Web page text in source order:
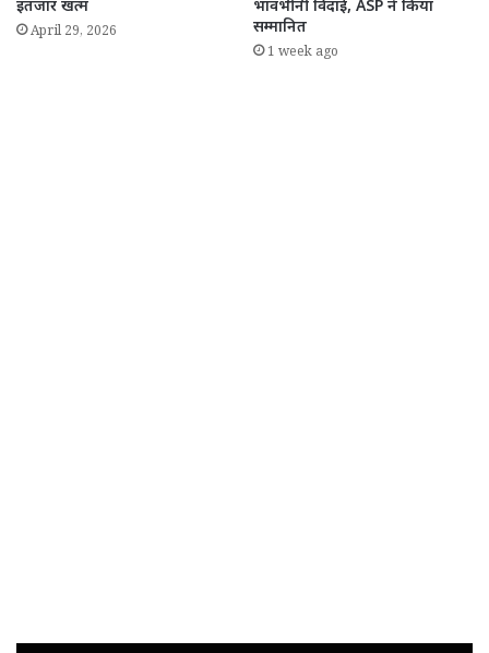
इंतजार खत्म
April 29, 2026
भावभीनी विदाई, ASP ने किया
सम्मानित
1 week ago